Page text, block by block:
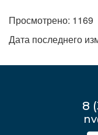
Просмотрено: 1169
Дата последнего
8